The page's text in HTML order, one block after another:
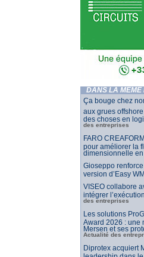
DANS LA MÊME
Ça bouge chez
aux grues
des choses en
des entreprises
FARO
pour améliorer la
dimensionnelle
Gioseppo
version d’Easy
VISEO collabore
intégrer
des entreprises
Les solutions
Award 2026 : une
Mersen et ses
Actualité des
Diprotex acquiert
leadership dans